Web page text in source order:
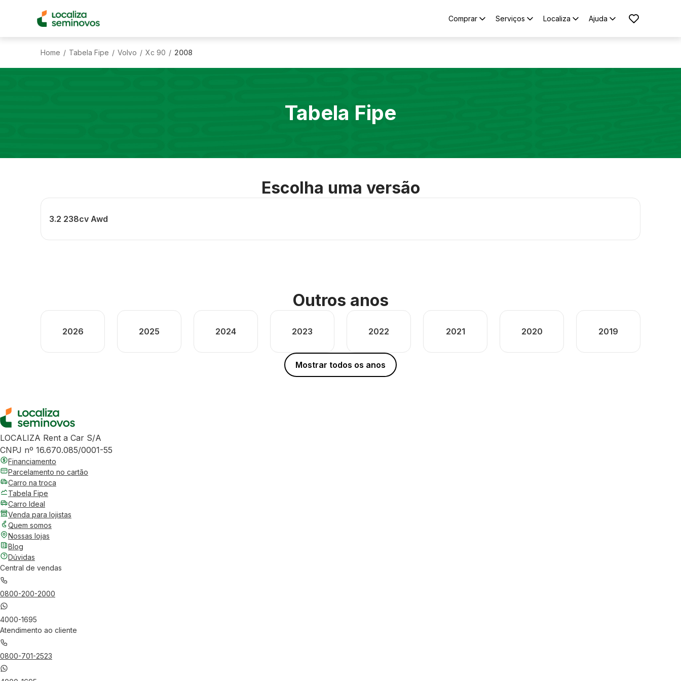
Comprar Serviços Localiza Ajuda
Home / Tabela Fipe / Volvo / Xc 90 / 2008
Tabela Fipe
Escolha uma versão
3.2 238cv Awd
Outros anos
2026 2025 2024 2023 2022 2021 2020 2019
Mostrar todos os anos
LOCALIZA Rent a Car S/A
CNPJ nº 16.670.085/0001-55
Financiamento
Parcelamento no cartão
Carro na troca
Tabela Fipe
Carro Ideal
Venda para lojistas
Quem somos
Nossas lojas
Blog
Dúvidas
Central de vendas
0800-200-2000
4000-1695
Atendimento ao cliente
0800-701-2523